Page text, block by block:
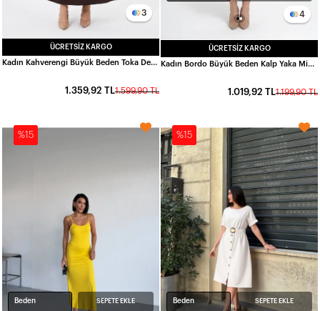
3
ÜCRETSIZ KARGO
Kadın Kahverengi Büyük Beden Toka Detay Oysho Kumaş Elbise HZL26W-ZSS150901
1.599,90 TL
1.359,92 TL
4
ÜCRETSIZ KARGO
Kadın Bordo Büyük Beden Kalp Yaka Midi Boy Elbise HZL26S-ZSS150931
1.199,90 TL
1.019,92 TL
%15
Beden SEPETE EKLE
%15
Beden SEPETE EKLE